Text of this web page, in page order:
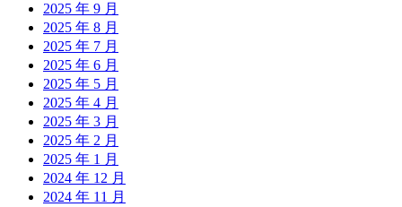
2025 年 9 月
2025 年 8 月
2025 年 7 月
2025 年 6 月
2025 年 5 月
2025 年 4 月
2025 年 3 月
2025 年 2 月
2025 年 1 月
2024 年 12 月
2024 年 11 月